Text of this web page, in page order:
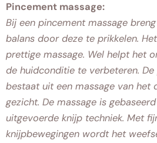
Pincement massage:
Bij een pincement massage
balans door deze te prikkelen.
prettige massage. Wel helpt het
de huidconditie te verbeteren.
bestaat uit een massage van het
gezicht. De massage is
uitgevoerde knijp techniek. Met
knijpbewegingen wordt het